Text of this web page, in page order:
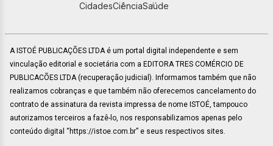
CidadesCiênciaSaúde
A ISTOÉ PUBLICAÇÕES LTDA é um portal digital independente e sem
vinculação editorial e societária com a EDITORA TRES COMÉRCIO DE
PUBLICACÕES LTDA (recuperação judicial). Informamos também que não
realizamos cobranças e que também não oferecemos cancelamento do
contrato de assinatura da revista impressa de nome ISTOÉ, tampouco
autorizamos terceiros a fazê-lo, nos responsabilizamos apenas pelo
conteúdo digital “https://istoe.com.br” e seus respectivos sites.